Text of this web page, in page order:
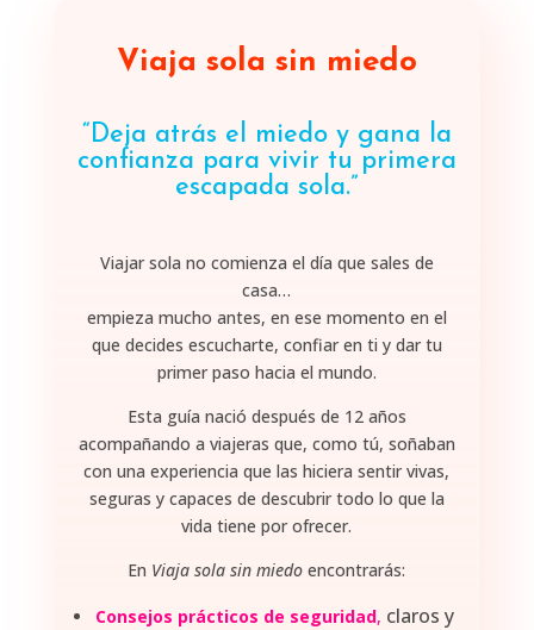
Viaja sola sin miedo
“Deja atrás el miedo y gana la
confianza para vivir tu primera
escapada sola.”
Viajar sola no comienza el día que sales de
casa…
empieza mucho antes, en ese momento en el
que decides escucharte, confiar en ti y dar tu
primer paso hacia el mundo.
Esta guía nació después de 12 años
acompañando a viajeras que, como tú, soñaban
con una experiencia que las hiciera sentir vivas,
seguras y capaces de descubrir todo lo que la
vida tiene por ofrecer.
En Viaja sola sin miedo encontrarás:
Consejos prácticos de seguridad, claros y